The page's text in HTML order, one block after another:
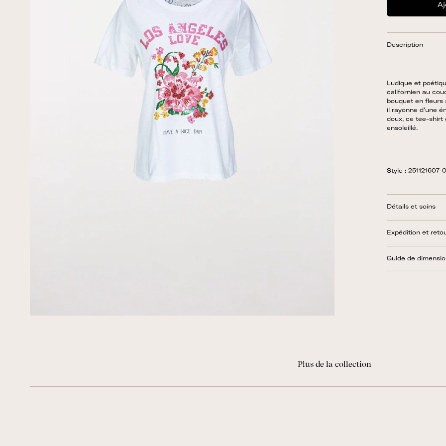
Description
Ludique et
californien au
bouquet en fleurs
il rayonne d'une
doux, ce tee-shirt
ensoleillé.
Style : 251121607-
Détails et soins
Expédition et
Guide de
Plus de la collection